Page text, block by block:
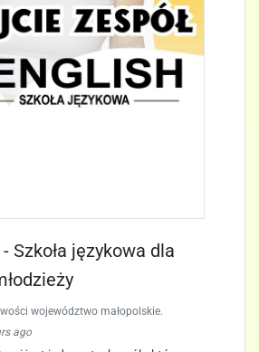
Szkoła językowa dla
województwo małopolskie.
ago